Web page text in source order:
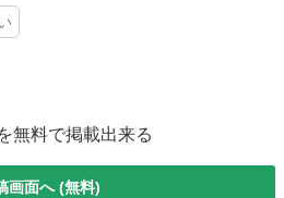
無料で掲載出来る
画面へ (無料)